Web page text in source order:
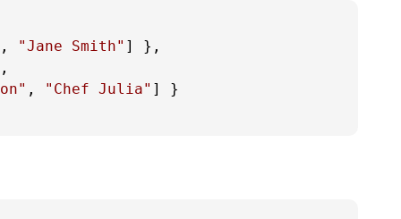
, "Jane Smith" ] },
, "Chef Julia" ] }